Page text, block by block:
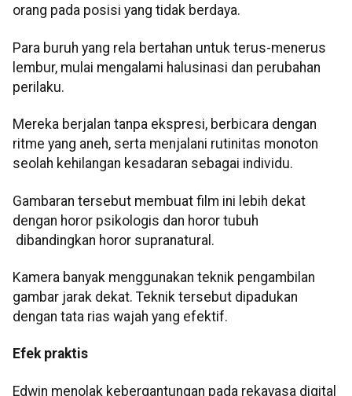
orang pada posisi yang tidak berdaya.
Para buruh yang rela bertahan untuk terus-menerus
lembur, mulai mengalami halusinasi dan perubahan
perilaku.
Mereka berjalan tanpa ekspresi, berbicara dengan
ritme yang aneh, serta menjalani rutinitas monoton
seolah kehilangan kesadaran sebagai individu.
Gambaran tersebut membuat film ini lebih dekat
dengan horor psikologis dan horor tubuh
dibandingkan horor supranatural.
Kamera banyak menggunakan teknik pengambilan
gambar jarak dekat. Teknik tersebut dipadukan
dengan tata rias wajah yang efektif.
Efek praktis
Edwin menolak kebergantungan pada rekayasa digital